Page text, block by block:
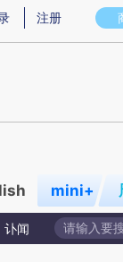
图存在偏差。不代
注册
mini+
讣闻